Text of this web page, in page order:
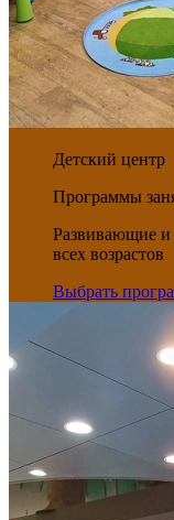
Детский центр
Программы
Развивающие и
всех возрастов
Выбрать